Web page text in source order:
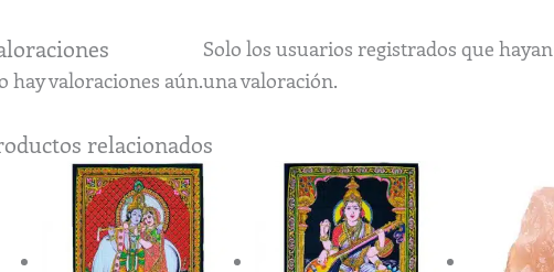
hay valoraciones aún.
Solo los usuarios registrados que
una valoración.
relacionados